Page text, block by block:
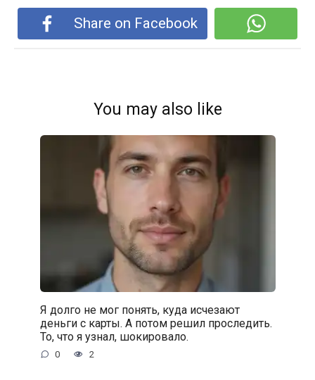
Share on Facebook
You may also like
Я долго не мог понять, куда исчезают
деньги с карты. А потом решил проследить.
То, что я узнал, шокировало.
0 2